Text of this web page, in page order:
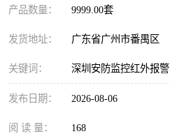
产品数量： 9999.00套
发货地址： 广东省广州市番禺区
关键词： 深圳安防监控红外报
发布日期： 2026-08-06
阅 读 量： 168